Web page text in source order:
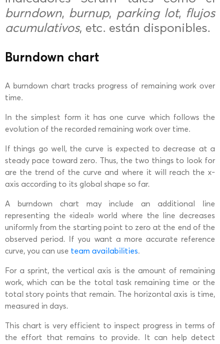
burndown, burnup, parking lot, flujos
acumulativos, etc. están disponibles.
Burndown chart
A burndown chart tracks progress of remaining work over
time.
In the simplest form it has one curve which follows the
evolution of the recorded remaining work over time.
If things go well, the curve is expected to decrease at a
steady pace toward zero. Thus, the two things to look for
are the trend of the curve and where it will reach the x-
axis according to its global shape so far.
A burndown chart may include an additional line
representing the «ideal» world where the line decreases
uniformly from the starting point to zero at the end of the
observed period. If you want a more accurate reference
curve, you can use team availabilities.
For a sprint, the vertical axis is the amount of remaining
work, which can be the total task remaining time or the
total story points that remain. The horizontal axis is time,
measured in days.
This chart is very efficient to inspect progress in terms of
the effort that remains to provide. It can help detect